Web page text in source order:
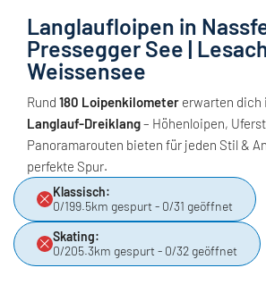
Langlaufloipen in
Pressegger See |
Weissensee
Rund 180 Loipenkilometer erwarten dich
Langlauf-Dreiklang– Höhenloipen,
Panoramarouten bieten für jeden Stil &
perfekte Spur.
Klassisch:
0/199.5km gespurt - 0/31 geöffnet
Skating:
0/205.3km gespurt - 0/32 geöffnet